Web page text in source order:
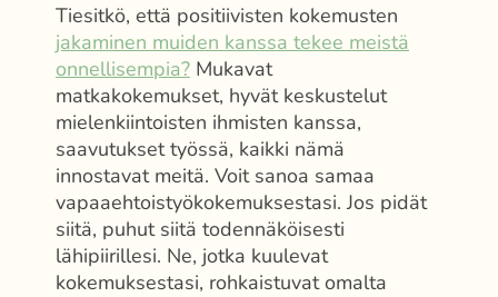
Tiesitkö, että positiivisten kokemusten
jakaminen muiden kanssa tekee meistä
onnellisempia? Mukavat
matkakokemukset, hyvät keskustelut
mielenkiintoisten ihmisten kanssa,
saavutukset työssä, kaikki nämä
innostavat meitä. Voit sanoa samaa
vapaaehtoistyökokemuksestasi. Jos pidät
siitä, puhut siitä todennäköisesti
lähipiirillesi. Ne, jotka kuulevat
kokemuksestasi, rohkaistuvat omalta